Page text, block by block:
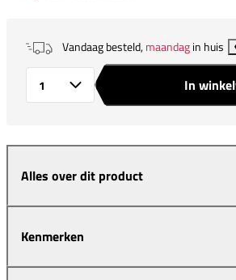
Vandaag besteld,maandagin huis
In
Alles over dit product
Kenmerken